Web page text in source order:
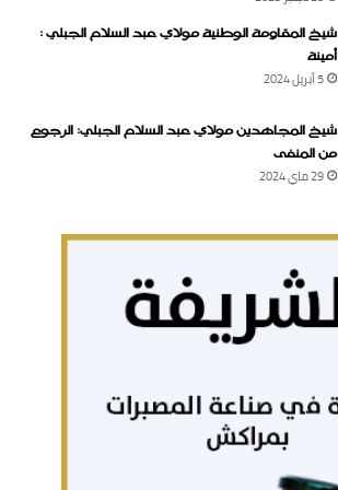
شيخ المقاومة الوطنية مولاي عبد السلام الجبلي :
أمينة
5 أبريل 2024
شيخ المجاهدين مولاي عبد السلام الجبلي: الرجوع
من المنفى
29 ماي 2024